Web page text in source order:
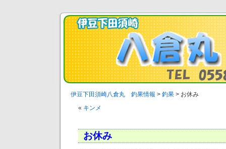
伊豆下田須崎八倉丸 釣果情報 > 釣果 > お休み
« キンメ
お休み